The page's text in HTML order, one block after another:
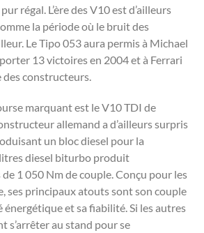
régal. L’ère des V10 est d’ailleurs
la période où le bruit des
Le Tipo 053 aura permis à Michael
13 victoires en 2004 et à Ferrari
constructeurs.
marquant est le V10 TDI de
allemand a d’ailleurs surpris
un bloc diesel pour la
diesel biturbo produit
1 050 Nm de couple. Conçu pour les
ses principaux atouts sont son couple
énergétique et sa fiabilité. Si les autres
s’arrêter au stand pour se